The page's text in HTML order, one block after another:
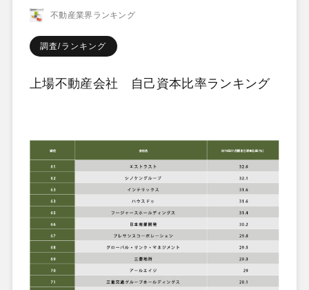
不動産業界ランキング
調査/ランキング
上場不動産会社 自己資本比率ランキング